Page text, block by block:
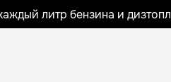
литр бензина и